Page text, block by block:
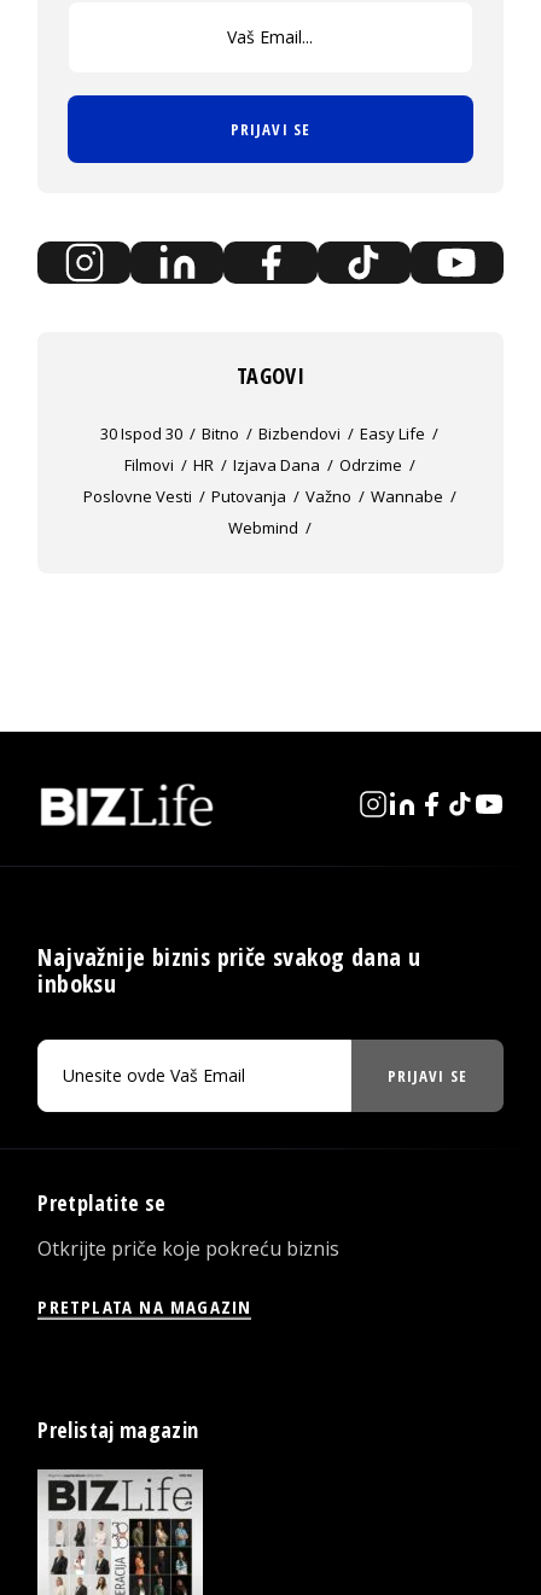
PRIJAVI SE
TAGOVI
30 Ispod 30 Bitno Bizbendovi
Easy Life
Filmovi
HR Izjava Dana
Odrzime
Poslovne Vesti
Putovanja Važno
Wannabe
Webmind
Najvažnije biznis priče svakog dana u
inboksu
PRIJAVI SE
Pretplatite se
Otkrijte priče koje pokreću biznis
PRETPLATA NA MAGAZIN
Prelistaj magazin